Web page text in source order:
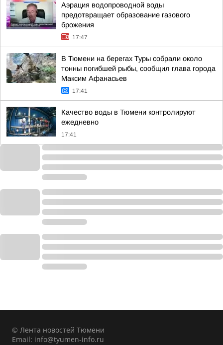
Аэрация водопроводной воды
предотвращает образование газового
брожения
17:47
В Тюмени на берегах Туры собрали около
тонны погибшей рыбы, сообщил глава города
Максим Афанасьев
17:41
Качество воды в Тюмени контролируют
ежедневно
17:41
© Лента новостей Тюмени
Email: info@tyumen-info.ru